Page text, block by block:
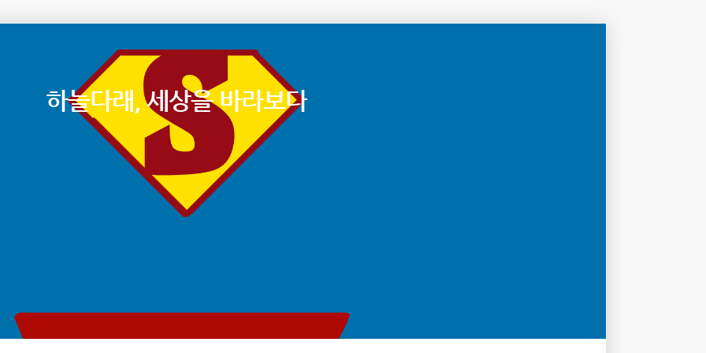
하늘다래, 세상을 바라보다